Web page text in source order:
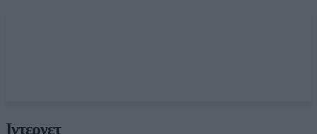
Ιντερνετ